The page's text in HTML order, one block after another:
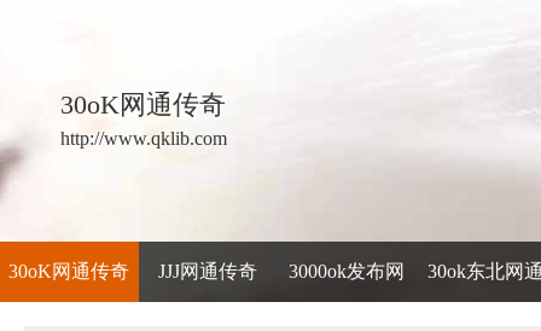
30oK网通传奇
http://www.qklib.com
30oK网通传奇 JJJ网通传奇 3000ok发布网 30ok东北网